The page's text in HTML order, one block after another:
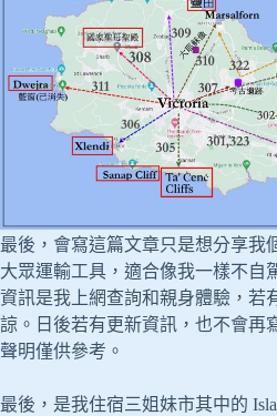
最後，會寫這篇文章只是想分享我
大眾運輸工具，適合像我一樣不自
資訊是我上網查詢和親身體驗，若
諒。日後若有更新資訊，也不會再
聲明僅供參考。
最後，是我住宿三姐妹市其中的